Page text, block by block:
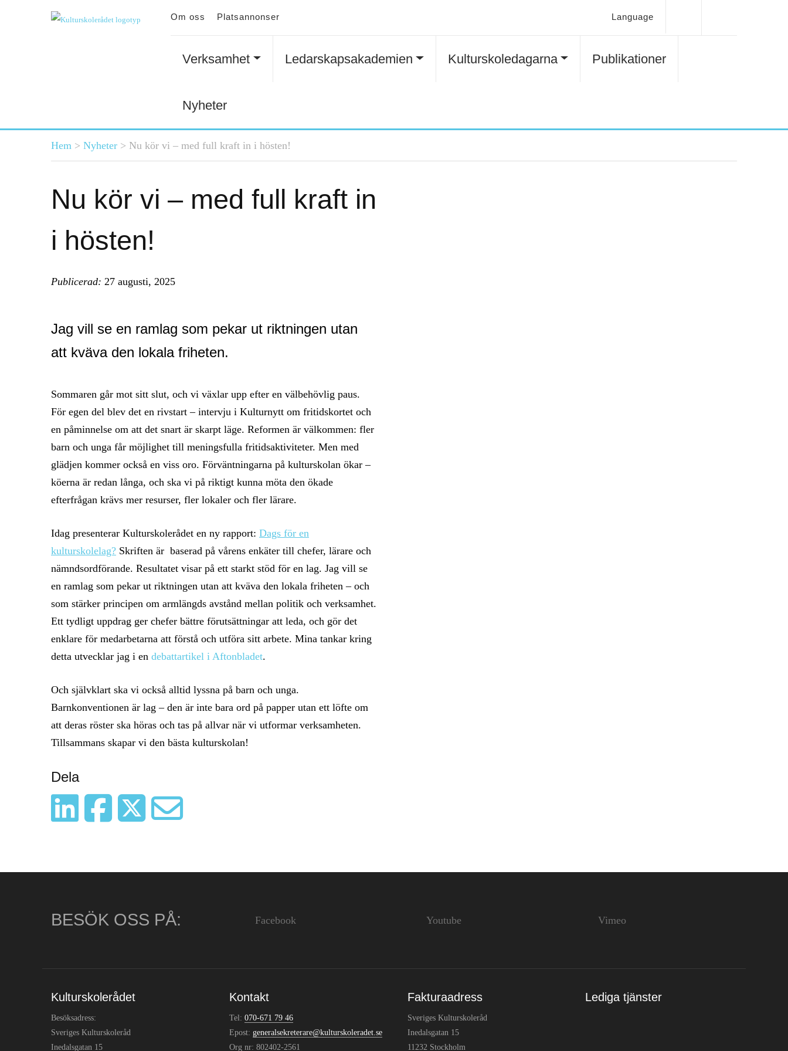
Om oss Platsannonser Language
Verksamhet Ledarskapsakademien Kulturskoledagarna Publikationer
Nyheter
Du är här
Hem > Nyheter > Nu kör vi – med full kraft in i hösten!
Nu kör vi – med full kraft in
i hösten!
Publicerad: 27 augusti, 2025
Jag vill se en ramlag som pekar ut riktningen utan
att kväva den lokala friheten.
Sommaren går mot sitt slut, och vi växlar upp efter en välbehövlig paus.
För egen del blev det en rivstart – intervju i Kulturnytt om fritidskortet och
en påminnelse om att det snart är skarpt läge. Reformen är välkommen: fler
barn och unga får möjlighet till meningsfulla fritidsaktiviteter. Men med
glädjen kommer också en viss oro. Förväntningarna på kulturskolan ökar –
köerna är redan långa, och ska vi på riktigt kunna möta den ökade
efterfrågan krävs mer resurser, fler lokaler och fler lärare.
Idag presenterar Kulturskolerådet en ny rapport: Dags för en
kulturskolelag? Skriften är baserad på vårens enkäter till chefer, lärare och
nämndsordförande. Resultatet visar på ett starkt stöd för en lag. Jag vill se
en ramlag som pekar ut riktningen utan att kväva den lokala friheten – och
som stärker principen om armlängds avstånd mellan politik och verksamhet.
Ett tydligt uppdrag ger chefer bättre förutsättningar att leda, och gör det
enklare för medarbetarna att förstå och utföra sitt arbete. Mina tankar kring
detta utvecklar jag i en debattartikel i Aftonbladet.
Och självklart ska vi också alltid lyssna på barn och unga.
Barnkonventionen är lag – den är inte bara ord på papper utan ett löfte om
att deras röster ska höras och tas på allvar när vi utformar verksamheten.
Tillsammans skapar vi den bästa kulturskolan!
Dela
BESÖK OSS PÅ: Facebook Youtube Vimeo
Kulturskolerådet
Besöksadress:
Sveriges Kulturskoleråd
Inedalsgatan 15
Kontakt
Tel: 070-671 79 46
Epost: generalsekreterare@kulturskoleradet.se
Org nr: 802402-2561
Fakturaadress
Sveriges Kulturskoleråd
Inedalsgatan 15
11232 Stockholm
Lediga tjänster